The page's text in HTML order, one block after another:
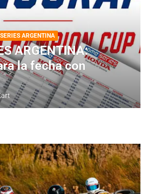
ARGENTINA
ARGENTINA:
la fecha con